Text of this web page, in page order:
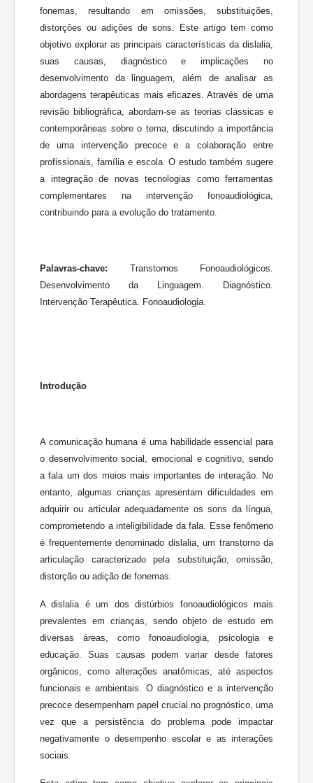
fonemas, resultando em omissões, substituições,
distorções ou adições de sons. Este artigo tem como
objetivo explorar as principais características da dislalia,
suas causas, diagnóstico e implicações no
desenvolvimento da linguagem, além de analisar as
abordagens terapêuticas mais eficazes. Através de uma
revisão bibliográfica, abordam-se as teorias clássicas e
contemporâneas sobre o tema, discutindo a importância
de uma intervenção precoce e a colaboração entre
profissionais, família e escola. O estudo também sugere
a integração de novas tecnologias como ferramentas
complementares na intervenção fonoaudiológica,
contribuindo para a evolução do tratamento.
Palavras-chave: Transtornos Fonoaudiológicos.
Desenvolvimento da Linguagem. Diagnóstico.
Intervenção Terapêutica. Fonoaudiologia.
Introdução
A comunicação humana é uma habilidade essencial para
o desenvolvimento social, emocional e cognitivo, sendo
a fala um dos meios mais importantes de interação. No
entanto, algumas crianças apresentam dificuldades em
adquirir ou articular adequadamente os sons da língua,
comprometendo a inteligibilidade da fala. Esse fenômeno
é frequentemente denominado dislalia, um transtorno da
articulação caracterizado pela substituição, omissão,
distorção ou adição de fonemas.
A dislalia é um dos distúrbios fonoaudiológicos mais
prevalentes em crianças, sendo objeto de estudo em
diversas áreas, como fonoaudiologia, psicologia e
educação. Suas causas podem variar desde fatores
orgânicos, como alterações anatômicas, até aspectos
funcionais e ambientais. O diagnóstico e a intervenção
precoce desempenham papel crucial no prognóstico, uma
vez que a persistência do problema pode impactar
negativamente o desempenho escolar e as interações
sociais.